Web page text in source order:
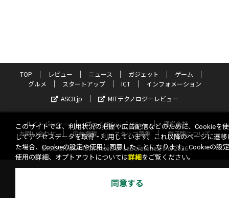
TOP レビュー ニュース ガジェット
ゲーム
グルメ
スタートアップ ICT
インフォメーション
ASCII.jp
MITテクノロジーレビュー
サイトポリシー プライバシーポリシー
運営会社
お問い合わせ
広告掲載 スタッフ募集
電子版について
©KADOKAWA ASCII Research Laboratories, Inc. 2026
このサイトでは、利用状況の把握や広告配信などのために、Cookieを
してアクセスデータを取得・利用しています。これ以降のページに遷移
た場合、Cookieの設定や使用に同意したことになります。Cookieの設
使用の詳細、オプトアウトについては詳細 をご覧ください。
同意する